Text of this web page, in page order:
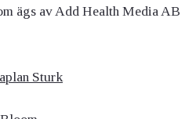
ägs av Add Health Media AB
Sturk